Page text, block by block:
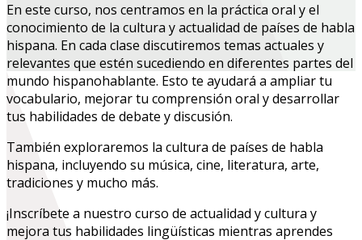
En este curso, nos centramos en la práctica oral y el
conocimiento de la cultura y actualidad de países de habla
hispana. En cada clase discutiremos temas actuales y
relevantes que estén sucediendo en diferentes partes del
mundo hispanohablante. Esto te ayudará a ampliar tu
vocabulario, mejorar tu comprensión oral y desarrollar
tus habilidades de debate y discusión.
También exploraremos la cultura de países de habla
hispana, incluyendo su música, cine, literatura, arte,
tradiciones y mucho más.
¡Inscríbete a nuestro curso de actualidad y cultura y
mejora tus habilidades lingüísticas mientras aprendes